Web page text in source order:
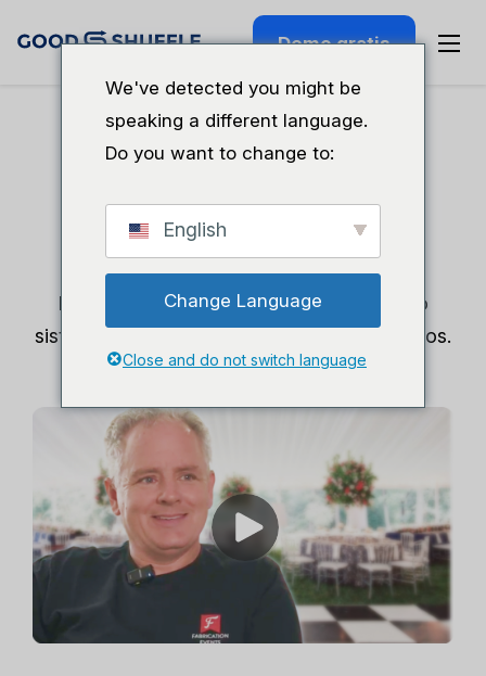
Demo gratis
fabricación
Pasar del caos a la confianza con un solo
sistema que gestiona más de 60 000 artículos.
We've detected you might be
speaking a different language.
Do you want to change to:
English
Change Language
Close and do not switch language